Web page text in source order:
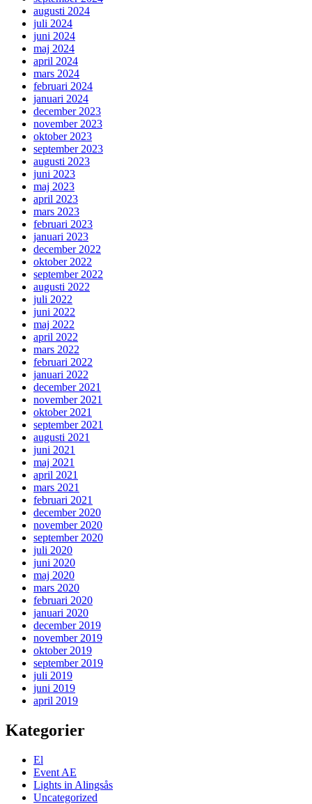
augusti 2024
juli 2024
juni 2024
maj 2024
april 2024
mars 2024
februari 2024
januari 2024
december 2023
november 2023
oktober 2023
september 2023
augusti 2023
juni 2023
maj 2023
april 2023
mars 2023
februari 2023
januari 2023
december 2022
oktober 2022
september 2022
augusti 2022
juli 2022
juni 2022
maj 2022
april 2022
mars 2022
februari 2022
januari 2022
december 2021
november 2021
oktober 2021
september 2021
augusti 2021
juni 2021
maj 2021
april 2021
mars 2021
februari 2021
december 2020
november 2020
september 2020
juli 2020
juni 2020
maj 2020
mars 2020
februari 2020
januari 2020
december 2019
november 2019
oktober 2019
september 2019
juli 2019
juni 2019
april 2019
Kategorier
El
Event AE
Lights in Alingsås
Uncategorized